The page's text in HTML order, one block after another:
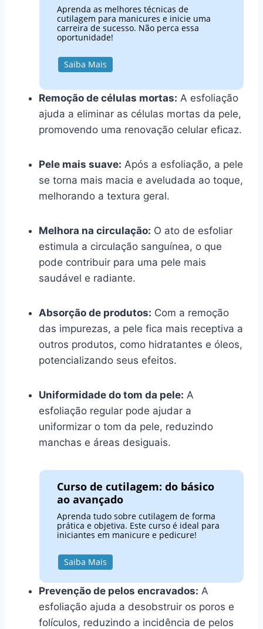
Aprenda as melhores técnicas de
cutilagem para manicures e inicie uma
carreira de sucesso. Não perca essa
oportunidade!
Saiba Mais
Remoção de células mortas: A esfoliação
ajuda a eliminar as células mortas da pele,
promovendo uma renovação celular eficaz.
Pele mais suave: Após a esfoliação, a pele
se torna mais macia e aveludada ao toque,
melhorando a textura geral.
Melhora na circulação: O ato de esfoliar
estimula a circulação sanguínea, o que
pode contribuir para uma pele mais
saudável e radiante.
Absorção de produtos: Com a remoção
das impurezas, a pele fica mais receptiva a
outros produtos, como hidratantes e óleos,
potencializando seus efeitos.
Uniformidade do tom da pele: A
esfoliação regular pode ajudar a
uniformizar o tom da pele, reduzindo
manchas e áreas desiguais.
Curso de cutilagem: do básico
ao avançado
Aprenda tudo sobre cutilagem de forma
prática e objetiva. Este curso é ideal para
iniciantes em manicure e pedicure!
Saiba Mais
Prevenção de pelos encravados: A
esfoliação ajuda a desobstruir os poros e
folículos, reduzindo a incidência de pelos